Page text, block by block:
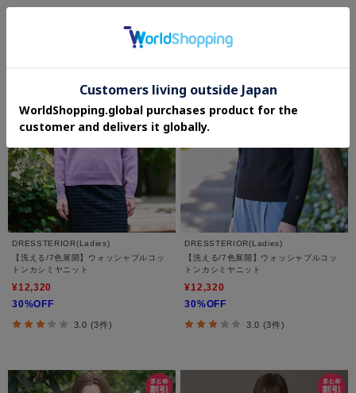
DRESSTERIOR(Ladies)
【洗える/7色展開】ウォッシャブルコッ
トンカシミヤニット
¥12,320
30%OFF
3.0 (3件)
DRESSTERIOR(Ladies)
【洗える/7色展開】ウォッシャブルコッ
トンカシミヤニット
¥12,320
30%OFF
3.0 (3件)